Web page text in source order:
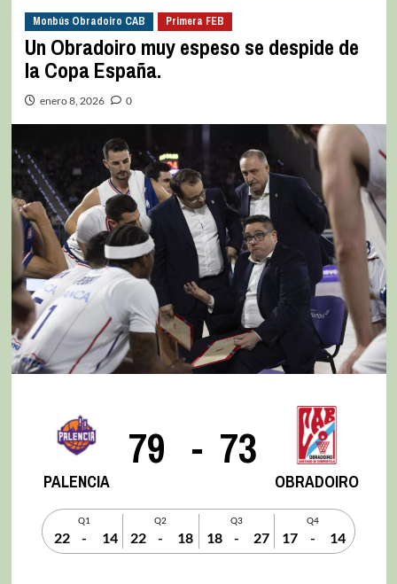
Monbús Obradoiro CAB Primera FEB
Un Obradoiro muy espeso se despide de
la Copa España.
enero 8, 2026 0
PALENCIA
79 - 73
OBRADOIRO
Q1
22 - 14
Q2
22 - 18
Q3
18 - 27
Q4
17 - 14